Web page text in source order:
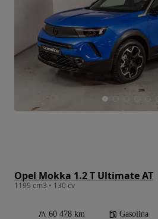
Opel Mokka 1.2 T Ultimate AT
1199 cm3 • 130 cv
60 478 km Gasolina